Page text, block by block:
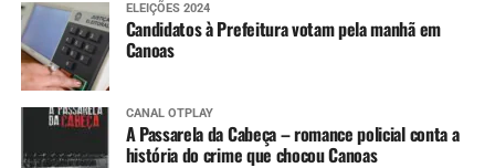
ELEIÇÕES 2024
Candidatos à Prefeitura votam pela manhã em
Canoas
CANAL OTPLAY
A Passarela da Cabeça – romance policial conta a
história do crime que chocou Canoas